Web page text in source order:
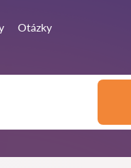
Otázky